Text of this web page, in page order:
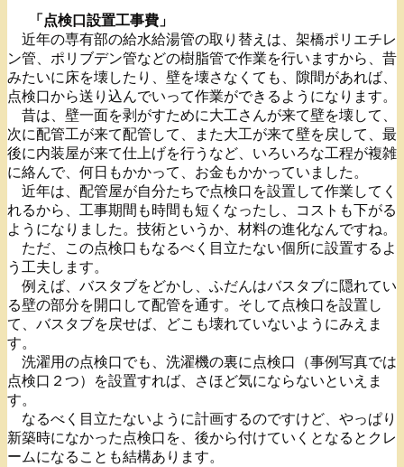
「点検口設置工事費」
近年の専有部の給水給湯管の取り替えは、架橋ポリエチレ
ン管、ポリブデン管などの樹脂管で作業を行いますから、昔
みたいに床を壊したり、壁を壊さなくても、隙間があれば、
点検口から送り込んでいって作業ができるようになります。
昔は、壁一面を剥がすために大工さんが来て壁を壊して、
次に配管工が来て配管して、また大工が来て壁を戻して、最
後に内装屋が来て仕上げを行うなど、いろいろな工程が複雑
に絡んで、何日もかかって、お金もかかっていました。
近年は、配管屋が自分たちで点検口を設置して作業してく
れるから、工事期間も時間も短くなったし、コストも下がる
ようになりました。技術というか、材料の進化なんですね。
ただ、この点検口もなるべく目立たない個所に設置するよ
う工夫します。
例えば、バスタブをどかし、ふだんはバスタブに隠れてい
る壁の部分を開口して配管を通す。そして点検口を設置し
て、バスタブを戻せば、どこも壊れていないようにみえま
す。
洗濯用の点検口でも、洗濯機の裏に点検口（事例写真では
点検口２つ）を設置すれば、さほど気にならないといえま
す。
なるべく目立たないように計画するのですけど、やっぱり
新築時になかった点検口を、後から付けていくとなるとクレ
ームになることも結構あります。